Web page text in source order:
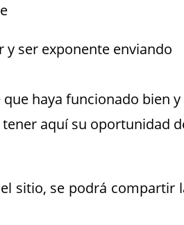
y ser exponente enviando
haya funcionado bien y
aquí su oportunidad
sitio, se podrá compartir